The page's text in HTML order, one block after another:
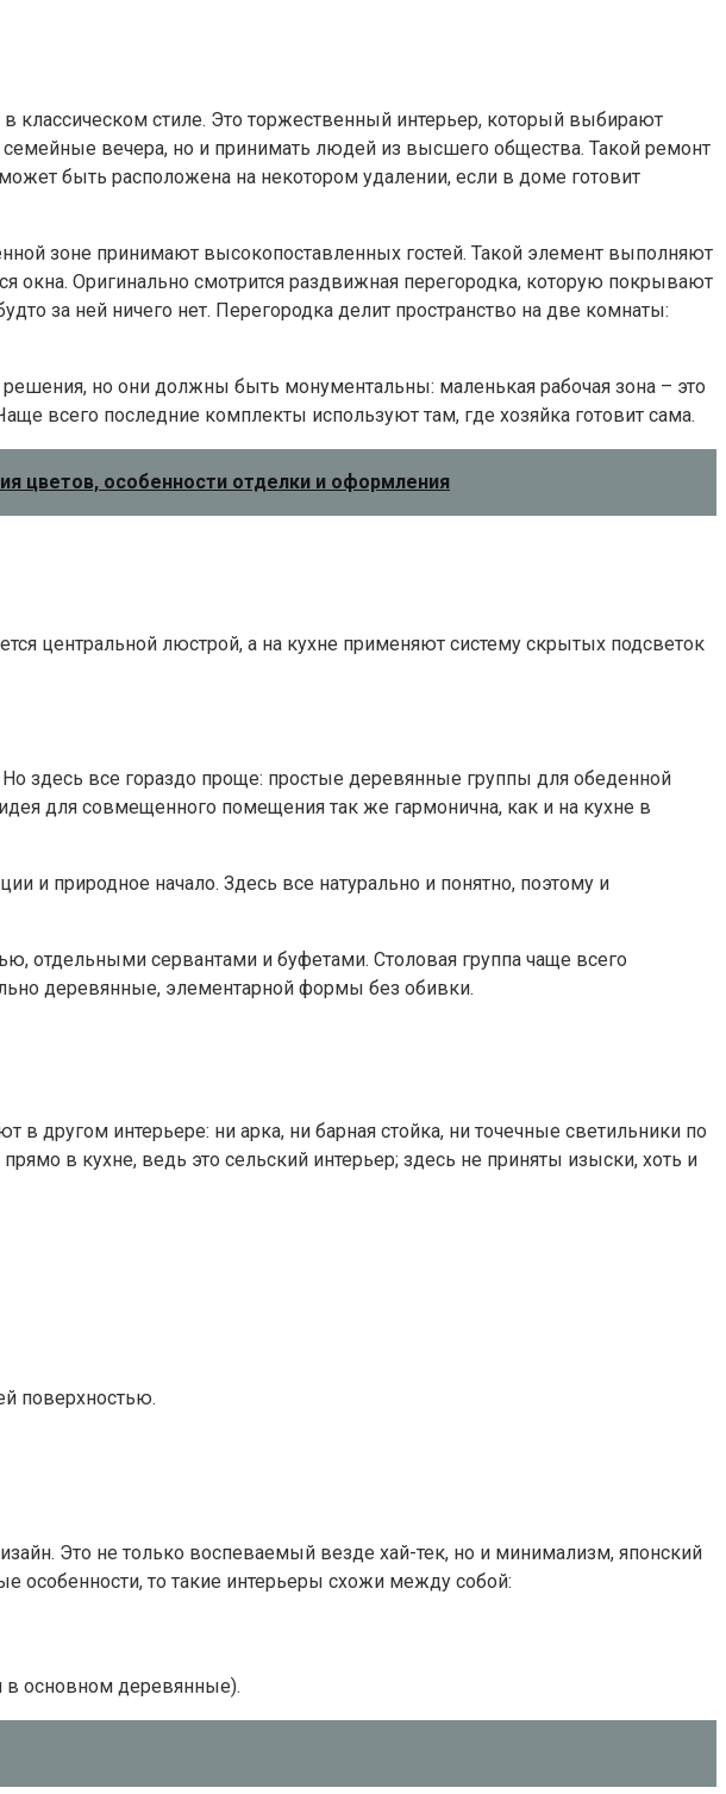
классическом стиле. Это торжественный интерьер, который выбирают
вечера, но и принимать людей из высшего общества. Такой ремонт
быть расположена на некотором удалении, если в доме готовит
зоне принимают высокопоставленных гостей. Такой элемент выполняют
окна. Оригинально смотрится раздвижная перегородка, которую покрывают
за ней ничего нет. Перегородка делит пространство на две комнаты:
но они должны быть монументальны: маленькая рабочая зона – это
всего последние комплекты используют там, где хозяйка готовит сама.
цветов, особенности отделки и оформления
центральной люстрой, а на кухне применяют систему скрытых подсветок
здесь все гораздо проще: простые деревянные группы для обеденной
для совмещенного помещения так же гармонична, как и на кухне в
и природное начало. Здесь все натурально и понятно, поэтому и
отдельными сервантами и буфетами. Столовая группа чаще всего
деревянные, элементарной формы без обивки.
в другом интерьере: ни арка, ни барная стойка, ни точечные светильники по
в кухне, ведь это сельский интерьер; здесь не приняты изыски, хоть и
поверхностью.
Это не только воспеваемый везде хай-тек, но и минимализм, японский
особенности, то такие интерьеры схожи между собой:
в основном деревянные).